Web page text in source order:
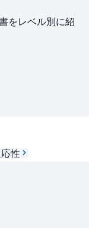
をレベル別に紹
性